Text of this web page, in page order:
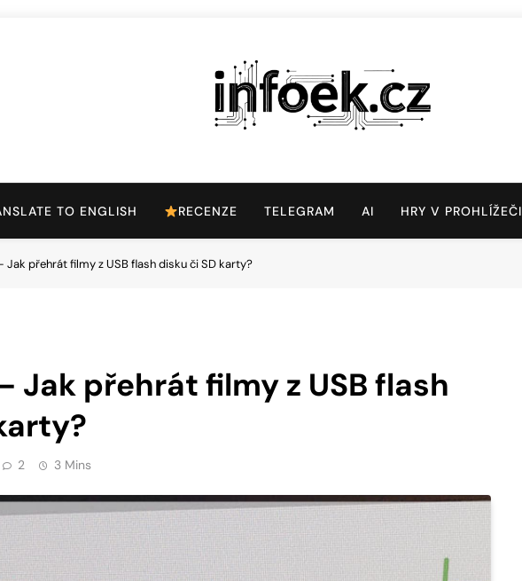
Infoek.cz
TO ENGLISH RECENZE TELEGRAM AI HRY V PROHLÍŽEČI
Jak přehrát filmy z USB flash disku či SD karty?
Jak přehrát filmy z USB flash
2 3 Mins